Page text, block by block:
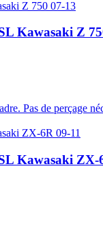
Kawasaki Z
Pas de perçage
Kawasaki ZX-